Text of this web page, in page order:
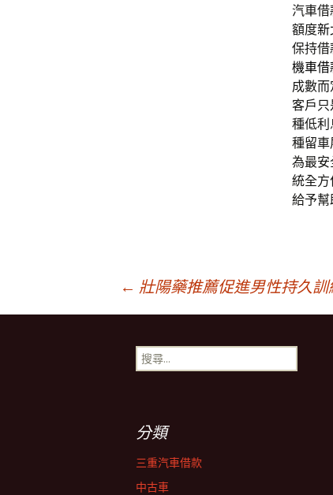
汽車
額度新
保持
機車借
成數而
客戶只
種低
種留
為最安
統全方
給予幫
← 壯陽藥推薦促進男性持久
搜
尋
分類
三重汽車借款
中古車